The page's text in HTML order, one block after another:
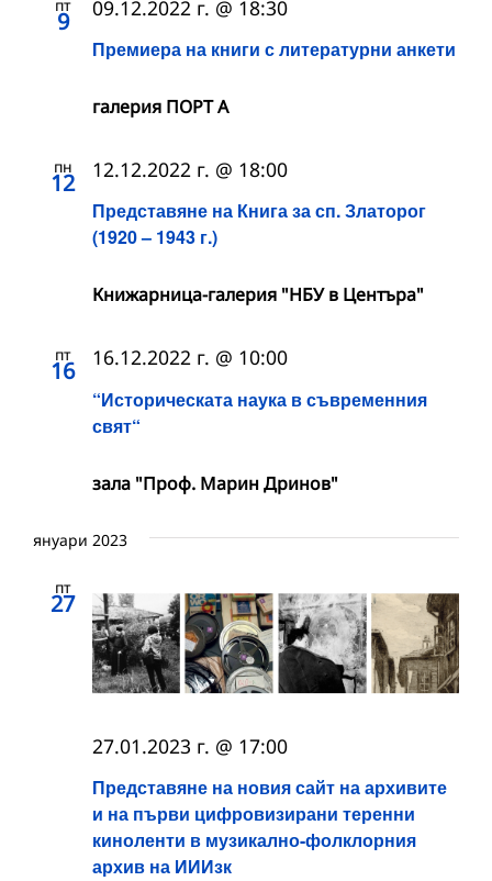
пт
9
Премиера на книги с литературни анкети
09.12.2022 г. @ 18:30
галерия ПОРТ А
пн
12
Представяне на Книга за сп. Златорог
(1920 – 1943 г.)
12.12.2022 г. @ 18:00
Книжарница-галерия "НБУ в Центъра"
пт
16
“Историческата наука в съвременния
свят“
16.12.2022 г. @ 10:00
зала "Проф. Марин Дринов"
януари 2023
пт
27
Представяне на новия сайт на архивите
и на първи цифровизирани теренни
киноленти в музикално-фолклорния
архив на ИИИзк
27.01.2023 г. @ 17:00